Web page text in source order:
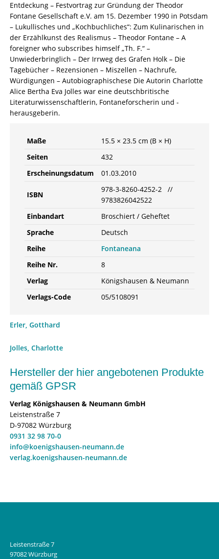
Entdeckung – Festvortrag zur Gründung der Theodor
Fontane Gesellschaft e.V. am 15. Dezember 1990 in Potsdam
– Lukullisches und „Kochbuchliches“: Zum Kulinarischen in
der Erzählkunst des Realismus – Theodor Fontane – A
foreigner who subscribes himself „Th. F.“ –
Unwiederbringlich – Der Irrweg des Grafen Holk – Die
Tagebücher – Rezensionen – Miszellen – Nachrufe,
Würdigungen – Autobiographischese Die Autorin Charlotte
Alice Bertha Eva Jolles war eine deutschbritische
Literaturwissenschaftlerin, Fontaneforscherin und -
herausgeberin.
Maße
15.5 × 23.5 cm (B × H)
Seiten
432
Erscheinungsdatum
01.03.2010
ISBN
978-3-8260-4252-2 //
9783826042522
Einbandart
Broschiert / Geheftet
Sprache
Deutsch
Reihe
Fontaneana
Reihe Nr.
8
Verlag
Königshausen & Neumann
Verlags-Code
05/5108091
Erler, Gotthard
Jolles, Charlotte
Hersteller der hier angebotenen Produkte
gemäß GPSR
Verlag Königshausen & Neumann GmbH
Leistenstraße 7
D-97082 Würzburg
0931 32 98 70-0
info@koenigshausen-neumann.de
verlag.koenigshausen-neumann.de
Leistenstraße 7
97082 Würzburg